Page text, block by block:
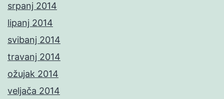
srpanj 2014
lipanj 2014
svibanj 2014
travanj 2014
ožujak 2014
veljača 2014